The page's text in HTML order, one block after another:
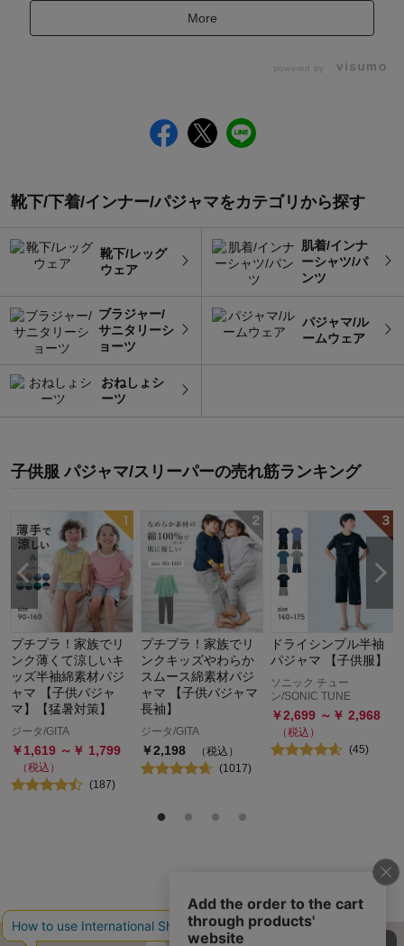
More
powered by
靴下/下着/インナー/パジャマをカテゴリから探す
靴下/レッグ
ウェア
肌着/インナ
ーシャツ/パ
ンツ
ブラジャー/
サニタリーシ
ョーツ
パジャマ/ル
ームウェア
おねしょシ
ーツ
子供服 パジャマ/スリーパーの売れ筋ランキング
プチプラ！家族でリ
ンク薄くて涼しいキ
ッズ半袖綿素材パジ
ャマ 【子供パジャ
マ】【猛暑対策】
ジータ/GITA
￥1,619 ～￥ 1,799
（税込）
(187)
プチプラ！家族でリ
ンクキッズやわらか
スムース綿素材パジ
ャマ 【子供パジャマ
長袖】
ジータ/GITA
￥2,198
（税込）
(1017)
ドライシンプル半袖
パジャマ 【子供服】
ソニック チュー
ン/SONIC TUNE
￥2,699 ～￥ 2,968
（税込）
(45)